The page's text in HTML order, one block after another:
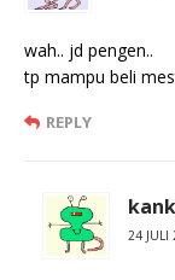
wah.. jd pengen..
tp mampu beli
REPLY
24 JULI